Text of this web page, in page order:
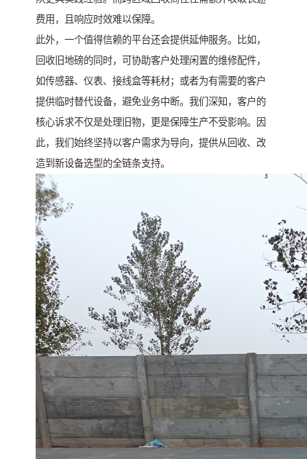
费用，且响应时效难以保障。
此外，一个值得信赖的平台还会提供延伸服务。比如，
回收旧地磅的同时，可协助客户处理闲置的维修配件，
如传感器、仪表、接线盒等耗材；或者为有需要的客户
提供临时替代设备，避免业务中断。我们深知，客户的
核心诉求不仅是处理旧物，更是保障生产不受影响。因
此，我们始终坚持以客户需求为导向，提供从回收、改
造到新设备选型的全链条支持。